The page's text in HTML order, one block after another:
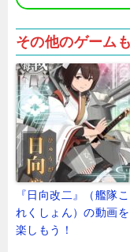
その他のゲーム
『日向改二』（艦隊こ
れくしょん）の動画を
楽しもう！